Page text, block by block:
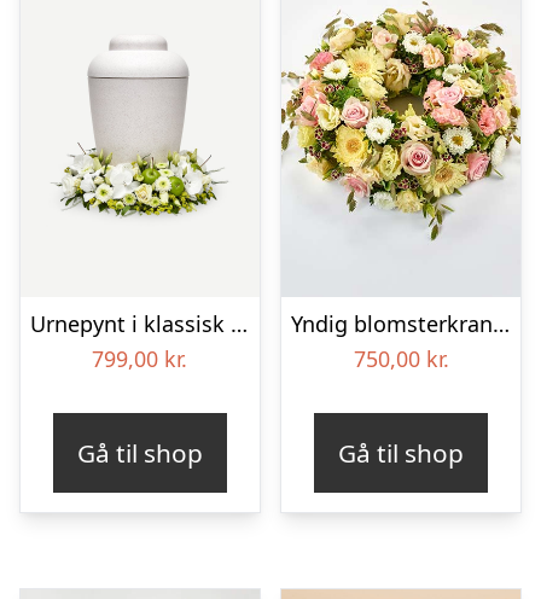
Urnepynt i klassisk stil – creme
799,00 kr.
Gå til shop
Yndig blomsterkrans i pastelfarver, floristens valg – Blomster til begravelse
750,00 kr.
Gå til shop